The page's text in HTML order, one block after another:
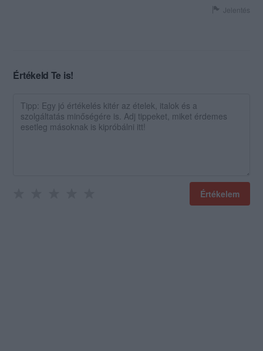
Jelentés
Értékeld Te is!
Értékelem